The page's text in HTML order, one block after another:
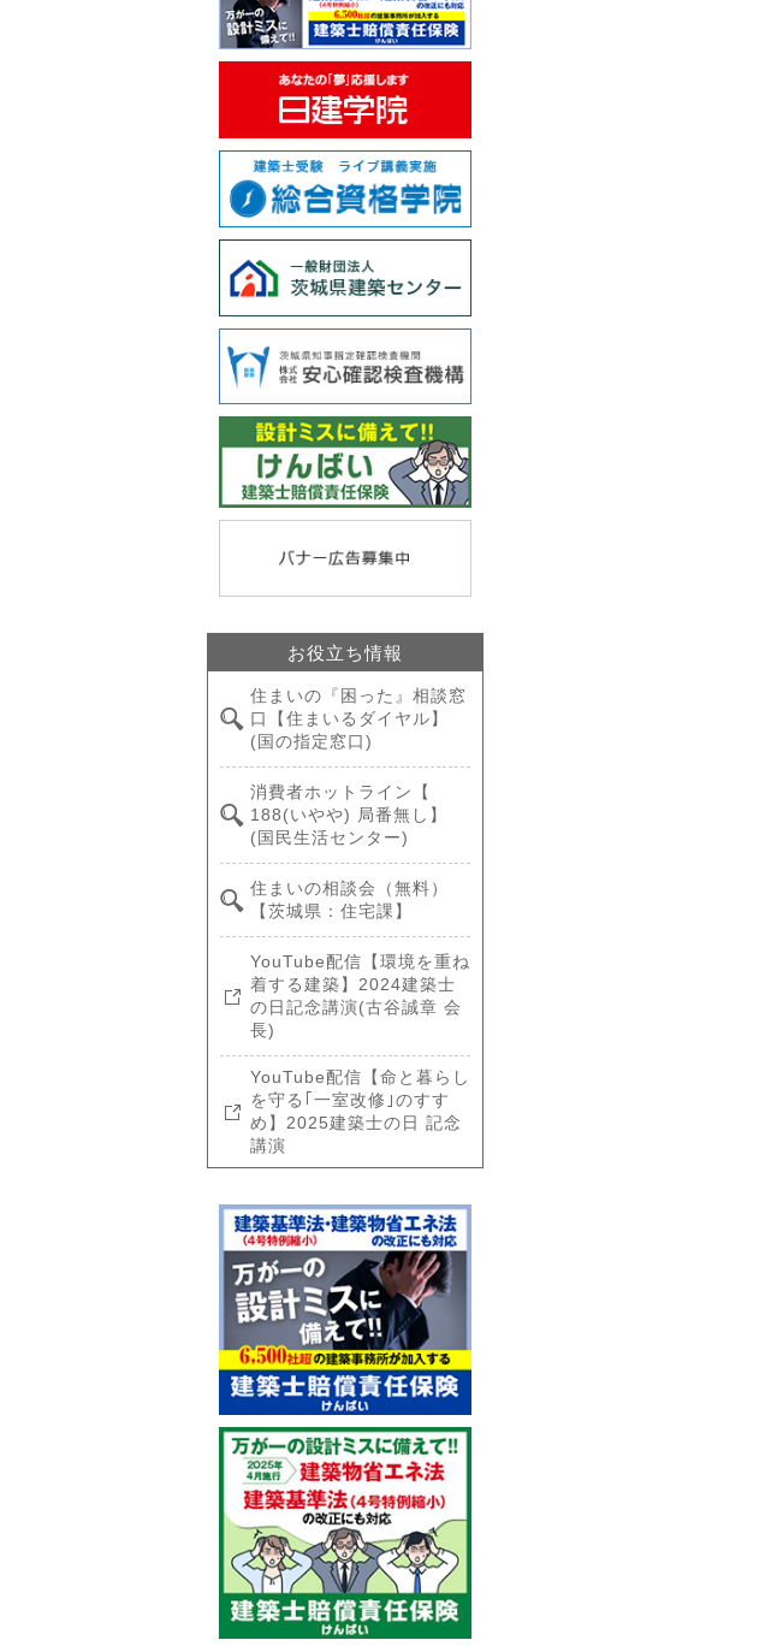
お役立ち情報
住まいの『困った』相談窓
口【住まいるダイヤル】
(国の指定窓口)
消費者ホットライン【
188(いやや) 局番無し】
(国民生活センター)
住まいの相談会（無料）
【茨城県：住宅課】
YouTube配信【環境を重ね
着する建築】2024建築士
の日記念講演(古谷誠章 会
長)
YouTube配信【命と暮らし
を守る｢一室改修｣のすす
め】2025建築士の日 記念
講演